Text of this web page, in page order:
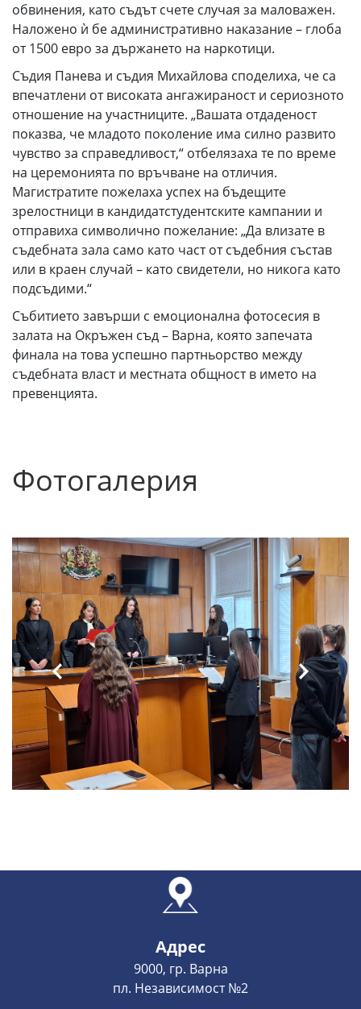
обвинения, като съдът счете случая за маловажен.
Наложено ѝ бе административно наказание – глоба
от 1500 евро за държането на наркотици.
Съдия Панева и съдия Михайлова споделиха, че са
впечатлени от високата ангажираност и сериозното
отношение на участниците. „Вашата отдаденост
показва, че младото поколение има силно развито
чувство за справедливост,“ отбелязаха те по време
на церемонията по връчване на отличия.
Магистратите пожелаха успех на бъдещите
зрелостници в кандидатстудентските кампании и
отправиха символично пожелание: „Да влизате в
съдебната зала само като част от съдебния състав
или в краен случай – като свидетели, но никога като
подсъдими.“
Събитието завърши с емоционална фотосесия в
залата на Окръжен съд – Варна, която запечата
финала на това успешно партньорство между
съдебната власт и местната общност в името на
превенцията.
Фотогалерия
Адрес
9000, гр. Варна
пл. Независимост №2